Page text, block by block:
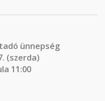
ünnepség
(szerda)
11:00